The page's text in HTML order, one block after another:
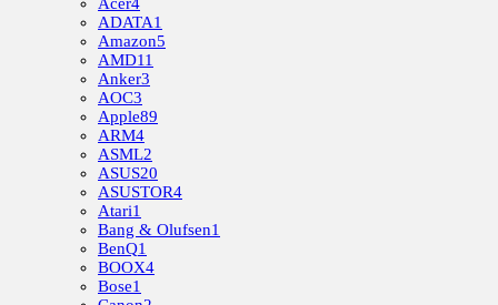
Acer4
ADATA1
Amazon5
AMD11
Anker3
AOC3
Apple89
ARM4
ASML2
ASUS20
ASUSTOR4
Atari1
Bang & Olufsen1
BenQ1
BOOX4
Bose1